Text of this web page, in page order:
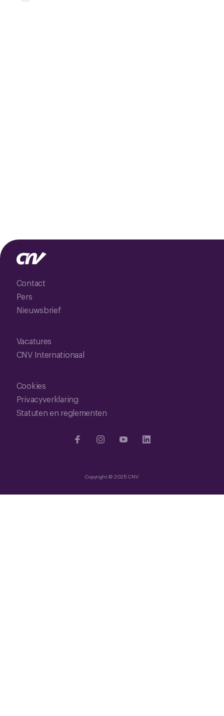
Contact
Pers
Nieuwsbrief
Vacatures
CNV Internationaal
Cookies
Privacyverklaring
Statuten en reglementen
Copyright © 2025 CNV